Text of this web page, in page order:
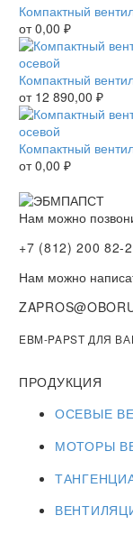
Компактный
от0,00 ₽
Компактный
от 12 890,00 ₽
Компактный
от0,00 ₽
Нам можно
+7 (812) 200 82-
Нам можно
EBM-PAPST ДЛЯ
ПРОДУКЦИЯ
ОСЕВЫЕ
МОТОРЫ